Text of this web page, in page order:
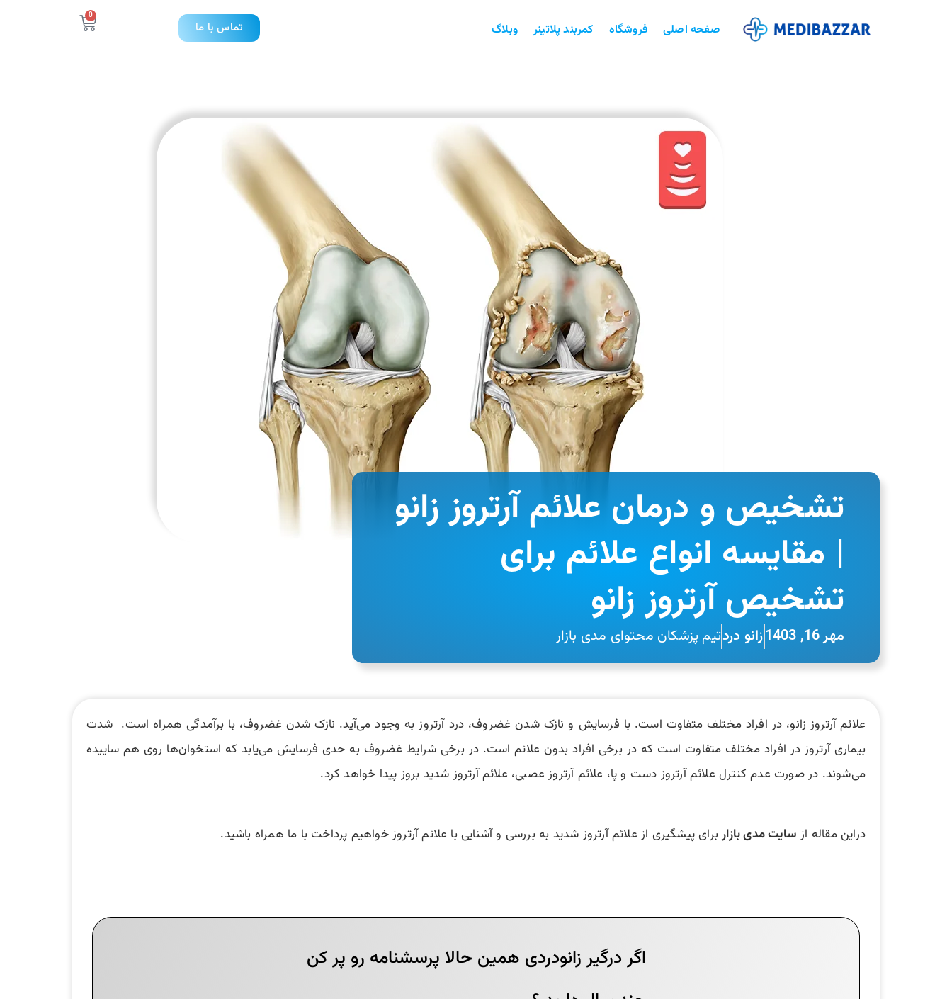
صفحه اصلی فروشگاه کمربند پلاتینر وبلاگ تماس با ما
0
تشخیص و درمان علائم آرتروز زانو
| مقایسه انواع علائم برای
تشخیص آرتروز زانو
مهر 16, 1403 زانو دردتیم پزشکان محتوای مدی بازار
علائم آرتروز زانو، در افراد مختلف متفاوت است. با فرسایش و نازک شدن غضروف، درد آرتروز به وجود می‌آید. نازک شدن غضروف، با برآمدگی همراه است. شدت
بیماری آرتروز در افراد مختلف متفاوت است که در برخی افراد بدون علائم است. در برخی شرایط غضروف به حدی فرسایش می‌یابد که استخوان‌ها روی هم ساییده
می‌شوند. در صورت عدم کنترل علائم آرتروز دست و پا، علائم آرتروز عصبی، علائم آرتروز شدید بروز پیدا خواهد کرد.
دراین مقاله از سایت مدی بازاربرای پیشگیری از علائم آرتروز شدید به بررسی و آشنایی با علائم آرتروز خواهیم پرداخت با ما همراه باشید.